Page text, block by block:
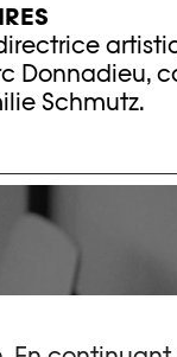
Donnadieu,
Schmutz.